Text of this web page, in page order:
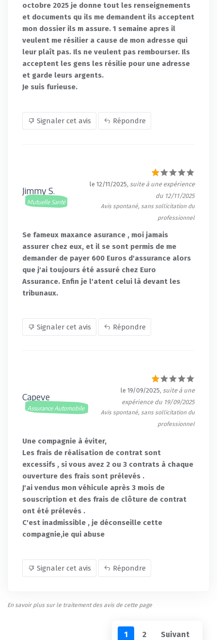
octobre 2025 je donne tout les renseignements
et documents qu ils me demandent ils acceptent
mon dossier ils m assure. 1 semaine apres il
veulent me résilier a cause de mon adresse qui
leur plaît pas. Ils ne veulent pas rembourser. Ils
acceptent les gens les résilie pour une adresse
et garde leurs argents.
Je suis furieuse.
Signaler cet avis Répondre
Jimmy S.
Mutuelle Santé
le 12/11/2025, suite à une expérience
du 12/11/2025
Avis spontané, sans sollicitation du
professionnel
Se fameux maxance asurance , moi jamais
assurer chez eux, et il se sont permis de me
demander de payer 600 Euros d'assurance alors
que j'ai toujours été assuré chez Euro
Assurance. Enfin je l'atent celui là devant les
tribunaux.
Signaler cet avis Répondre
Capeve
Assurance Automobile
le 19/09/2025, suite à une
expérience du 19/09/2025
Avis spontané, sans sollicitation du
professionnel
Une compagnie à éviter,
Les frais de réalisation de contrat sont
excessifs , si vous avez 2 ou 3 contrats à chaque
ouverture des frais sont prélevés .
J'ai vendus mon véhicule après 3 mois de
souscription et des frais de clôture de contrat
ont été prélevés .
C'est inadmissible , je déconseille cette
compagnie,ie qui abuse
Signaler cet avis Répondre
En savoir plus sur le traitement des avis de cette page
1 2 Suivant